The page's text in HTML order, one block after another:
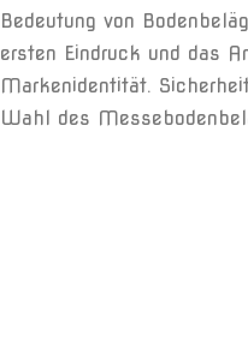
Bedeutung von
ersten Eindruck und das
Markenidentität.
Wahl des